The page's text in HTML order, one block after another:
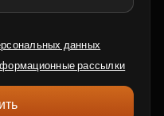
данных
рассылки